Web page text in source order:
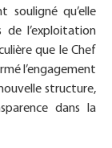
souligné qu’elle
de l’exploitation
que le Chef
l’engagement
structure,
dans la